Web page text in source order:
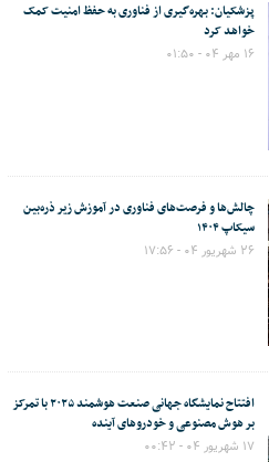
پزشکیان: بهره‌گیری از فناوری به حفظ امنیت کمک
خواهد کرد
۱۶ مهر ۰۴ - ۰۱:۵۰
چالش‌ها و فرصت‌های فناوری در آموزش زیر ذره‌بین
سیکاپ ۱۴۰۴
۲۶ شهریور ۰۴ - ۱۷:۵۶
افتتاح نمایشگاه جهانی صنعت هوشمند ۲۰۲۵ با تمرکز
بر هوش مصنوعی و خودروهای آینده
۱۷ شهریور ۰۴ - ۰۰:۴۲